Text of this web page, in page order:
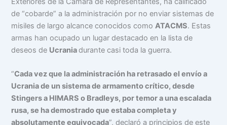
de “cobarde” a la administración por no enviar sistemas de
misiles de largo alcance conocidos comoATACMS. Estas
armas han ocupado un lugar destacado en la lista de
deseos de Ucrania durante casi toda la guerra.
“Cada vez que la administración ha retrasado el envío a
Ucrania de un sistema de armamento crítico, desde
Stingers a HIMARS o Bradleys, por temor a una escalada
rusa, se ha demostrado que estaba completa y
absolutamente equivocada”, declaró a principios de este